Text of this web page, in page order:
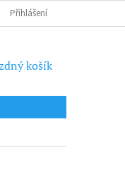
OBCHODNÍ PODMÍNKY
Přihlášení
košík